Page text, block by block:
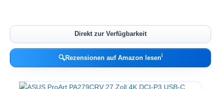
Direkt zur Verfügbarkeit
🔍Rezensionen auf Amazon lesenℹ︎